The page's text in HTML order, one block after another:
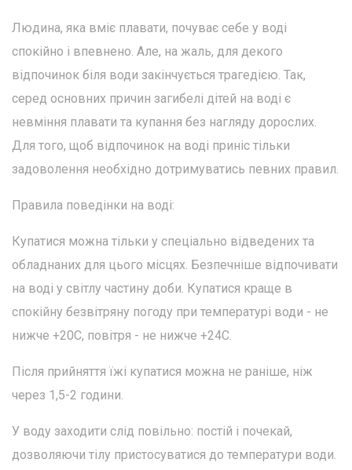
Людина, яка вміє плавати, почуває себе у воді
спокійно і впевнено. Але, на жаль, для декого
відпочинок біля води закінчується трагедією. Так,
серед основних причин загибелі дітей на воді є
невміння плавати та купання без нагляду дорослих.
Для того, щоб відпочинок на воді приніс тільки
задоволення необхідно дотримуватись певних правил.
Правила поведінки на воді:
Купатися можна тільки у спеціально відведених та
обладнаних для цього місцях. Безпечніше відпочивати
на воді у світлу частину доби. Купатися краще в
спокійну безвітряну погоду при температурі води - не
нижче +20С, повітря - не нижче +24С.
Після прийняття їжі купатися можна не раніше, ніж
через 1,5-2 години.
У воду заходити слід повільно: постій і почекай,
дозволяючи тілу пристосуватися до температури води.